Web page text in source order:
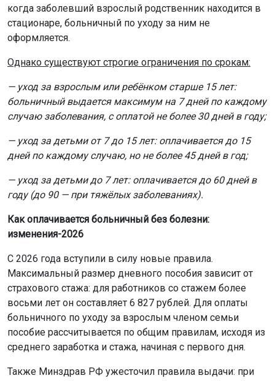
когда заболевший взрослый родственник находится в
стационаре, больничный по уходу за ним не
оформляется.
Однако существуют строгие ограничения по срокам:
— уход за взрослым или ребёнком старше 15 лет:
больничный выдается максимум на 7 дней по каждому
случаю заболевания, с оплатой не более 30 дней в году;
— уход за детьми от 7 до 15 лет: оплачивается до 15
дней по каждому случаю, но не более 45 дней в год;
— уход за детьми до 7 лет: оплачивается до 60 дней в
году (до 90 — при тяжёлых заболеваниях).
Как оплачивается больничный без болезни:
изменения-2026
С 2026 года вступили в силу новые правила.
Максимальный размер дневного пособия зависит от
страхового стажа: для работников со стажем более
восьми лет он составляет 6 827 рублей. Для оплаты
больничного по уходу за взрослым членом семьи
пособие рассчитывается по общим правилам, исходя из
среднего заработка и стажа, начиная с первого дня.
Также Минздрав РФ ужесточил правила выдачи: при